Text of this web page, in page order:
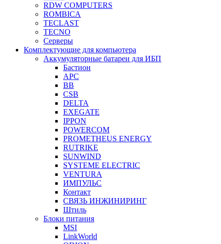
RDW COMPUTERS
ROMBICA
TECLAST
TECNO
Серверы
Комплектующие для компьютера
Аккумуляторные батареи для ИБП
Бастион
APC
BB
CSB
DELTA
EXEGATE
IPPON
POWERCOM
PROMETHEUS ENERGY
RUTRIKE
SUNWIND
SYSTEME ELECTRIC
VENTURA
ИМПУЛЬС
Контакт
СВЯЗЬ ИНЖИНИРИНГ
Штиль
Блоки питания
MSI
LinkWorld